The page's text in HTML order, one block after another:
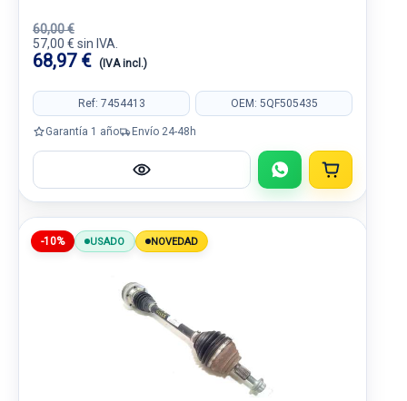
60,00 €
57,00 € sin IVA.
68,97 € (IVA incl.)
Ref: 7454413 OEM: 5QF505435
Garantía 1 año Envío 24-48h
-10% USADO NOVEDAD